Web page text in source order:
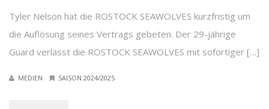
Tyler Nelson hat die ROSTOCK SEAWOLVES kurzfristig um
die Auflösung seines Vertrags gebeten. Der 29-jährige
Guard verlässt die ROSTOCK SEAWOLVES mit sofortiger […]
MEDIEN SAISON 2024/2025